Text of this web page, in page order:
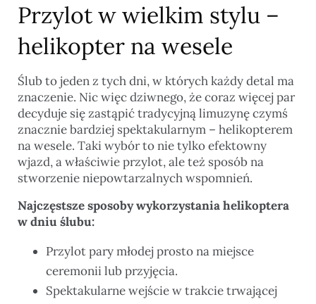
Przylot w wielkim stylu –
helikopter na wesele
Ślub to jeden z tych dni, w których każdy detal ma
znaczenie. Nic więc dziwnego, że coraz więcej par
decyduje się zastąpić tradycyjną limuzynę czymś
znacznie bardziej spektakularnym – helikopterem
na wesele. Taki wybór to nie tylko efektowny
wjazd, a właściwie przylot, ale też sposób na
stworzenie niepowtarzalnych wspomnień.
Najczęstsze sposoby wykorzystania helikoptera
w dniu ślubu:
Przylot pary młodej prosto na miejsce
ceremonii lub przyjęcia.
Spektakularne wejście w trakcie trwającej